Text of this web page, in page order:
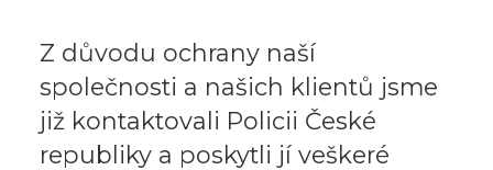
Z důvodu ochrany naší
společnosti a našich klientů jsme
již kontaktovali Policii České
republiky a poskytli jí veškeré